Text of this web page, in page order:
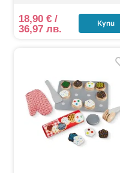
18,90€ /
36,97 лв.
Купи